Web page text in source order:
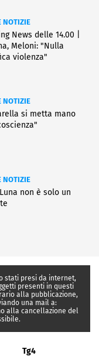
NOTIZIE
News delle 14.00 |
Meloni: "Nulla
violenza"
NOTIZIE
si metta mano
NOTIZIE
non è solo un
stati presi da internet,
presenti in questi
alla pubblicazione,
una mail a:
alla cancellazione del
Tg4